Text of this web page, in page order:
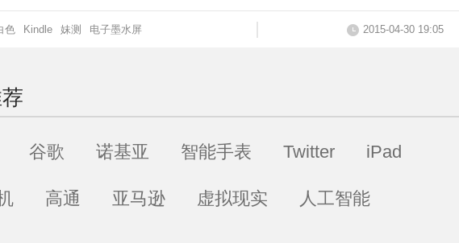
色 Kindle 妹测 电子墨水屏 2015-04-30 19:05
谷歌 诺基亚 智能手表 Twitter iPad
高通 亚马逊 虚拟现实 人工智能